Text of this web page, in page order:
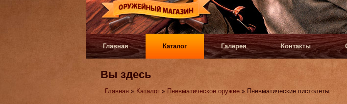
Главная Каталог Галерея Контакты
Вы здесь
Главная » Каталог » Пневматическое оружие » Пневматические пистолеты